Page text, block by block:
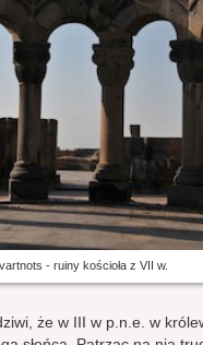
- ruiny kościoła z VII w.
że w III w p.n.e. w